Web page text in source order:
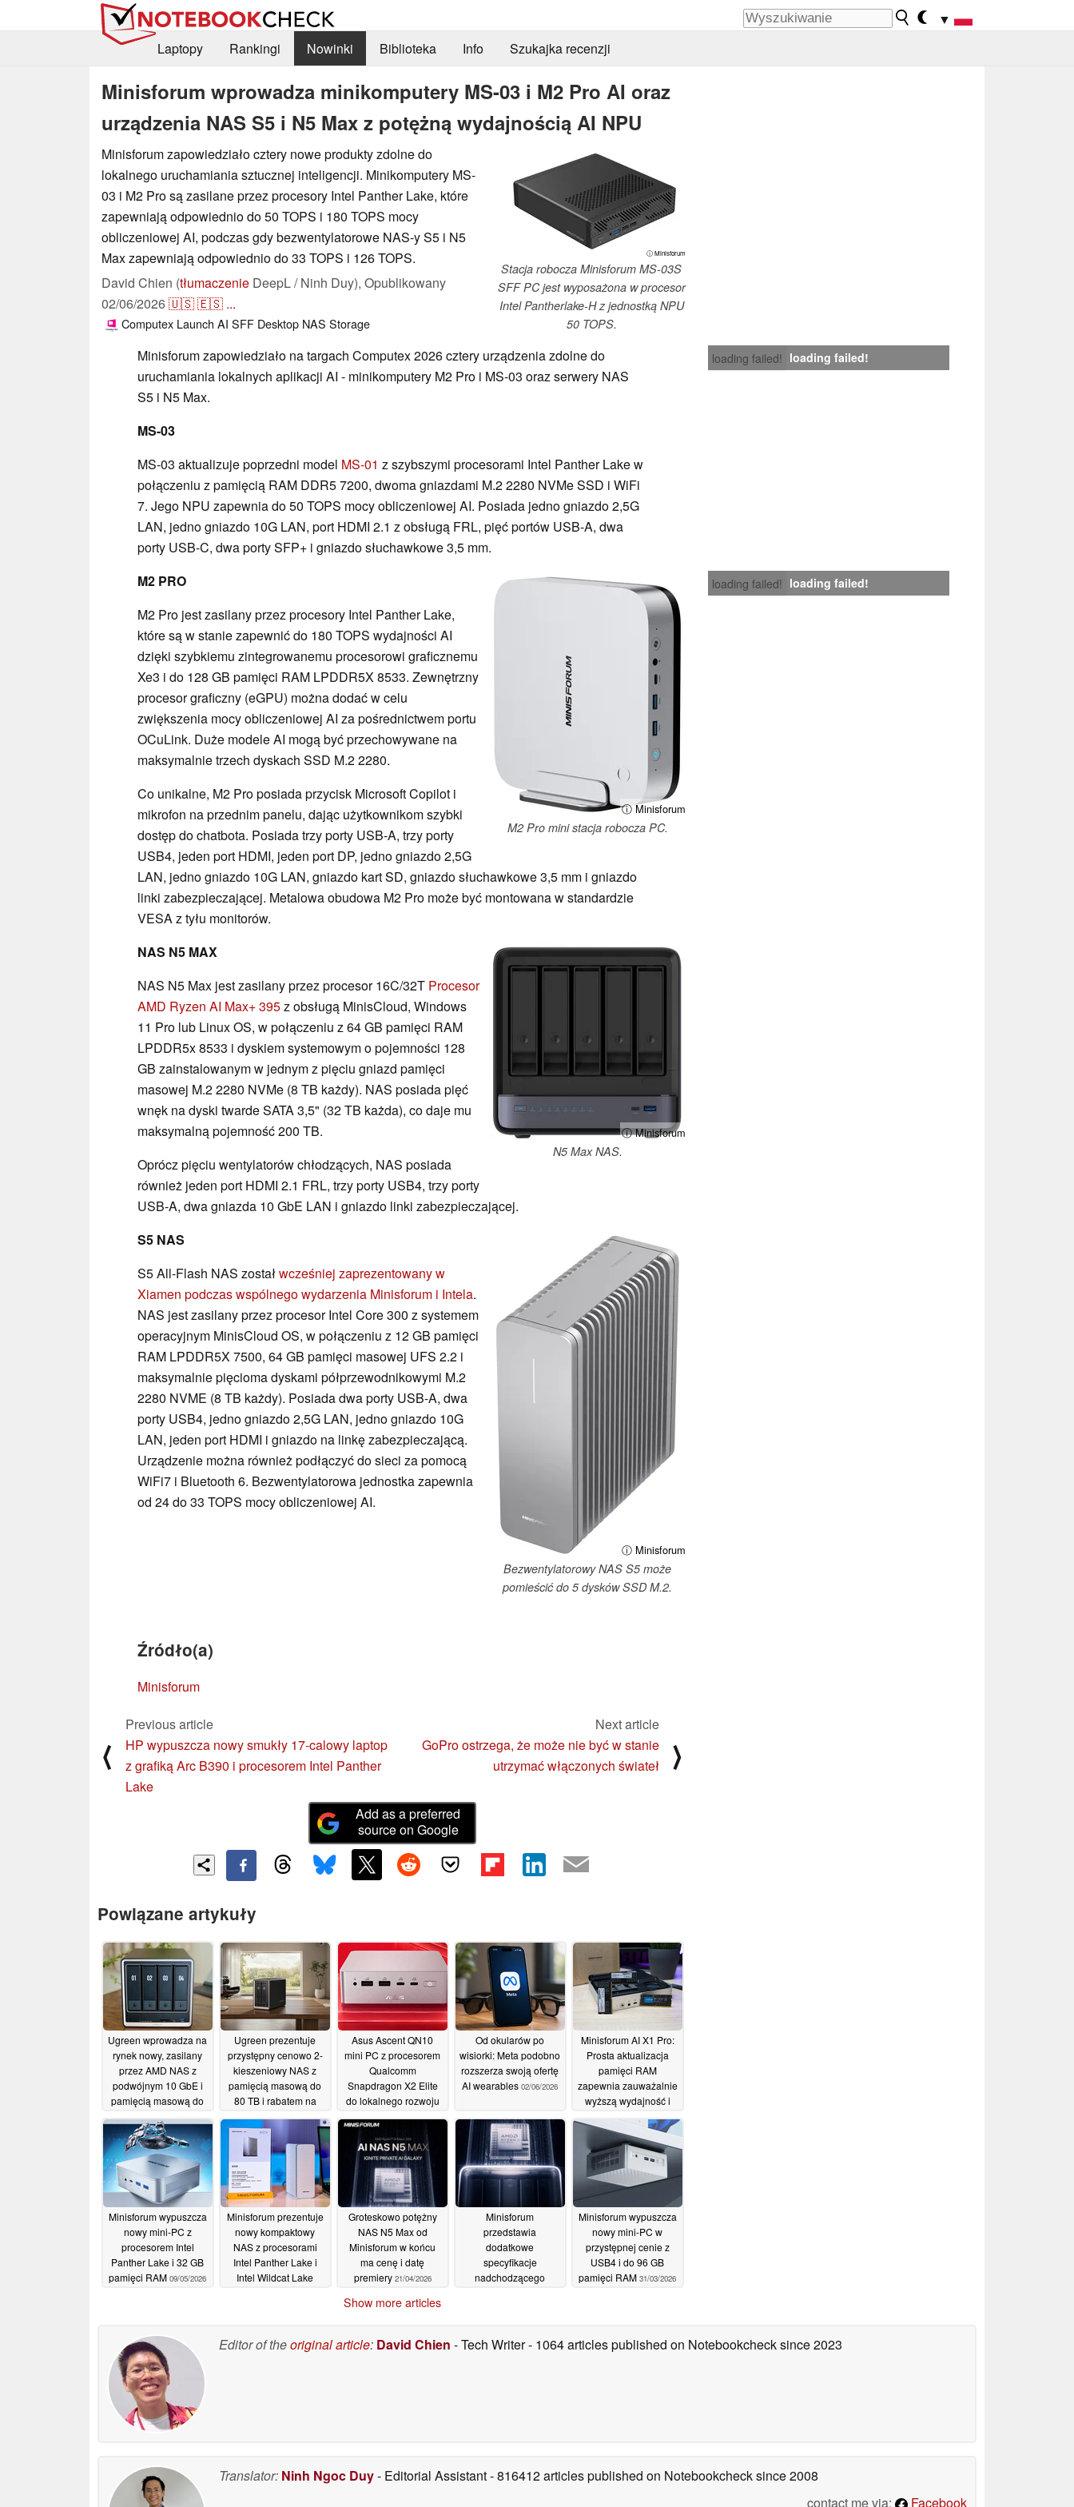
▼
Laptopy
Rankingi Nowinki Biblioteka Info Szukajka recenzji
Minisforum wprowadza minikomputery MS-03 i M2 Pro AI oraz
urządzenia NAS S5 i N5 Max z potężną wydajnością AI NPU
ⓘ Minisforum
Stacja robocza Minisforum MS-03S
SFF PC jest wyposażona w procesor
Intel Pantherlake-H z jednostką NPU
50 TOPS.
Minisforum zapowiedziało cztery nowe produkty zdolne do
lokalnego uruchamiania sztucznej inteligencji. Minikomputery MS-
03 i M2 Pro są zasilane przez procesory Intel Panther Lake, które
zapewniają odpowiednio do 50 TOPS i 180 TOPS mocy
obliczeniowej AI, podczas gdy bezwentylatorowe NAS-y S5 i N5
Max zapewniają odpowiednio do 33 TOPS i 126 TOPS.
David Chien (tłumaczenie DeepL / Ninh Duy), Opublikowany
02/06/2026🇺🇸🇪🇸 ...
Computex Launch AI SFF Desktop NAS Storage
loading failed! loading failed!
Minisforum zapowiedziało na targach Computex 2026 cztery urządzenia zdolne do
uruchamiania lokalnych aplikacji AI - minikomputery M2 Pro i MS-03 oraz serwery NAS
S5 i N5 Max.
MS-03
MS-03 aktualizuje poprzedni model MS-01 z szybszymi procesorami Intel Panther Lake w
połączeniu z pamięcią RAM DDR5 7200, dwoma gniazdami M.2 2280 NVMe SSD i WiFi
7. Jego NPU zapewnia do 50 TOPS mocy obliczeniowej AI. Posiada jedno gniazdo 2,5G
LAN, jedno gniazdo 10G LAN, port HDMI 2.1 z obsługą FRL, pięć portów USB-A, dwa
porty USB-C, dwa porty SFP+ i gniazdo słuchawkowe 3,5 mm.
loading failed! loading failed!
ⓘ Minisforum
M2 Pro mini stacja robocza PC.
M2 PRO
M2 Pro jest zasilany przez procesory Intel Panther Lake,
które są w stanie zapewnić do 180 TOPS wydajności AI
dzięki szybkiemu zintegrowanemu procesorowi graficznemu
Xe3 i do 128 GB pamięci RAM LPDDR5X 8533. Zewnętrzny
procesor graficzny (eGPU) można dodać w celu
zwiększenia mocy obliczeniowej AI za pośrednictwem portu
OCuLink. Duże modele AI mogą być przechowywane na
maksymalnie trzech dyskach SSD M.2 2280.
Co unikalne, M2 Pro posiada przycisk Microsoft Copilot i
mikrofon na przednim panelu, dając użytkownikom szybki
dostęp do chatbota. Posiada trzy porty USB-A, trzy porty
USB4, jeden port HDMI, jeden port DP, jedno gniazdo 2,5G
LAN, jedno gniazdo 10G LAN, gniazdo kart SD, gniazdo słuchawkowe 3,5 mm i gniazdo
linki zabezpieczającej. Metalowa obudowa M2 Pro może być montowana w standardzie
VESA z tyłu monitorów.
ⓘ Minisforum
N5 Max NAS.
NAS N5 MAX
NAS N5 Max jest zasilany przez procesor 16C/32T Procesor
AMD Ryzen AI Max+ 395z obsługą MinisCloud, Windows
11 Pro lub Linux OS, w połączeniu z 64 GB pamięci RAM
LPDDR5x 8533 i dyskiem systemowym o pojemności 128
GB zainstalowanym w jednym z pięciu gniazd pamięci
masowej M.2 2280 NVMe (8 TB każdy). NAS posiada pięć
wnęk na dyski twarde SATA 3,5" (32 TB każda), co daje mu
maksymalną pojemność 200 TB.
Oprócz pięciu wentylatorów chłodzących, NAS posiada
również jeden port HDMI 2.1 FRL, trzy porty USB4, trzy porty
USB-A, dwa gniazda 10 GbE LAN i gniazdo linki zabezpieczającej.
ⓘ Minisforum
Bezwentylatorowy NAS S5 może
pomieścić do 5 dysków SSD M.2.
S5 NAS
S5 All-Flash NAS zostałwcześniej zaprezentowany w
Xiamen podczas wspólnego wydarzenia Minisforum i Intela.
NAS jest zasilany przez procesor Intel Core 300 z systemem
operacyjnym MinisCloud OS, w połączeniu z 12 GB pamięci
RAM LPDDR5X 7500, 64 GB pamięci masowej UFS 2.2 i
maksymalnie pięcioma dyskami półprzewodnikowymi M.2
2280 NVME (8 TB każdy). Posiada dwa porty USB-A, dwa
porty USB4, jedno gniazdo 2,5G LAN, jedno gniazdo 10G
LAN, jeden port HDMI i gniazdo na linkę zabezpieczającą.
Urządzenie można również podłączyć do sieci za pomocą
WiFi7 i Bluetooth 6. Bezwentylatorowa jednostka zapewnia
od 24 do 33 TOPS mocy obliczeniowej AI.
Źródło(a)
Minisforum
⟨
Previous article
HP wypuszcza nowy smukły 17-calowy laptop
z grafiką Arc B390 i procesorem Intel Panther
Lake
Next article
GoPro ostrzega, że może nie być w stanie
utrzymać włączonych świateł
⟩
Add as a preferred
source on Google
Powiązane artykuły
Ugreen wprowadza na
rynek nowy, zasilany
przez AMD NAS z
podwójnym 10 GbE i
pamięcią masową do
08/06/2026
Ugreen prezentuje
przystępny cenowo 2-
kieszeniowy NAS z
pamięcią masową do
80 TB i rabatem na
08/06/2026
Asus Ascent QN10
mini PC z procesorem
Qualcomm
Snapdragon X2 Elite
do lokalnego rozwoju
OpenClaw
02/06/2026
Od okularów po
wisiorki: Meta podobno
rozszerza swoją ofertę
AI wearables 02/06/2026
Minisforum AI X1 Pro:
Prosta aktualizacja
pamięci RAM
zapewnia zauważalnie
wyższą wydajność i
890M18/05/2026
Minisforum wypuszcza
nowy mini-PC z
procesorem Intel
Panther Lake i 32 GB
pamięci RAM 09/05/2026
Minisforum prezentuje
nowy kompaktowy
NAS z procesorami
Intel Panther Lake i
Intel Wildcat Lake
Groteskowo potężny
NAS N5 Max od
Minisforum w końcu
ma cenę i datę
premiery 21/04/2026
Minisforum
przedstawia
dodatkowe
specyfikacje
nadchodzącego
10/04/2026
Minisforum wypuszcza
nowy mini-PC w
przystępnej cenie z
USB4 i do 96 GB
pamięci RAM 31/03/2026
Show more articles
Editor of theoriginal article: David Chien - Tech Writer- 1064 articles published on Notebookchecksince 2023
Translator: Ninh Ngoc Duy- Editorial Assistant- 816412 articles published on Notebookchecksince 2008
contact me via:
Facebook